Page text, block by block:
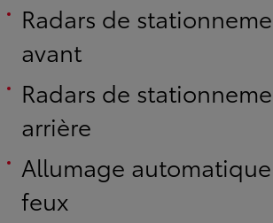
Radars de
avant
Radars de
arrière
Allumage
feux